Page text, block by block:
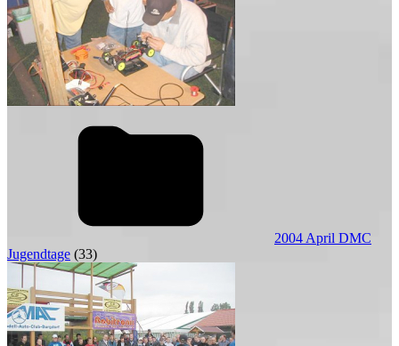
2004 April DMC
Jugendtage (33)